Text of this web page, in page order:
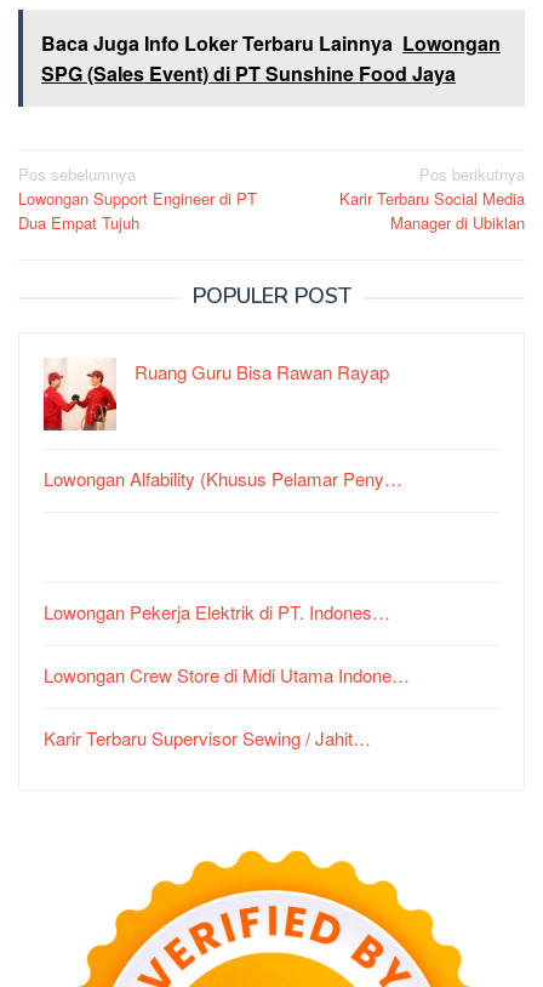
Baca Juga Info Loker Terbaru Lainnya Lowongan
SPG (Sales Event) di PT Sunshine Food Jaya
Navigasi
pos
Pos sebelumnya
Lowongan Support Engineer di PT
Dua Empat Tujuh
Pos berikutnya
Karir Terbaru Social Media
Manager di Ubiklan
POPULER POST
Ruang Guru Bisa Rawan Rayap
Lowongan Alfability (Khusus Pelamar Peny…
Lowongan Pekerja Elektrik di PT. Indones…
Lowongan Crew Store di Midi Utama Indone…
Karir Terbaru Supervisor Sewing / Jahit…